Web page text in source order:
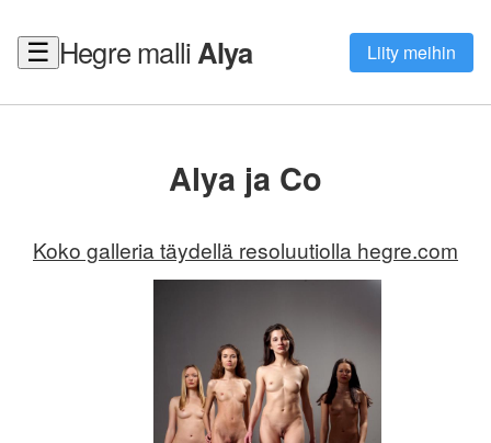
☰ Hegre malliAlya Liity meihin
Alya ja Co
Koko galleria täydellä resoluutiolla hegre.com